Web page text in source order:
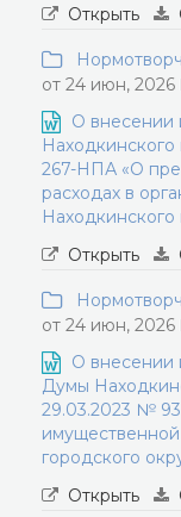
Открыть
от 24 июн, 2026
О внесении
Находкинского
267-НПА «О
расходах в
Находкинского
Открыть
от 24 июн, 2026
О внесении
Думы
29.03.2023 №
городского
Открыть